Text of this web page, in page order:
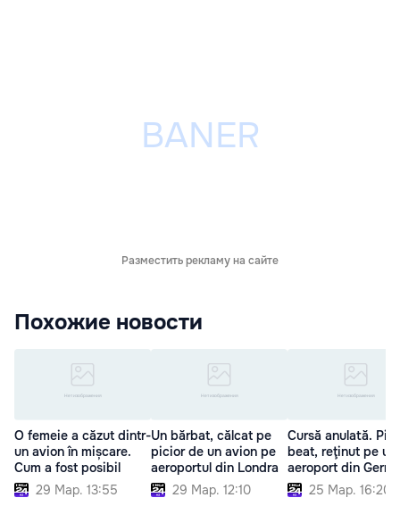
Разместить рекламу на сайте
Похожие новости
O femeie a căzut dintr-
un avion în mișcare.
Cum a fost posibil
29 Мар. 13:55
Un bărbat, călcat pe
picior de un avion pe
aeroportul din Londra
29 Мар. 12:10
Cursă anulată.
beat, reţinut pe un
aeroport din
25 Мар. 16:20